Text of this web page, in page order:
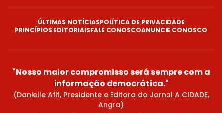
ÚLTIMAS NOTÍCIASPOLÍTICA DE PRIVACIDADE
PRINCÍPIOS EDITORIAISFALE CONOSCOANUNCIE CONOSCO
"Nosso maior compromisso será sempre com a
informação democrática."
(Danielle Afif, Presidente e Editora do Jornal A CIDADE,
Angra)